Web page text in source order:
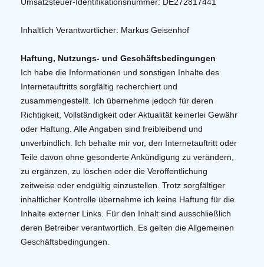
Umsatzsteuer-Identifikationsnummer: DE272817441
Inhaltlich Verantwortlicher: Markus Geisenhof
Haftung, Nutzungs- und Geschäftsbedingungen
Ich habe die Informationen und sonstigen Inhalte des
Internetauftritts sorgfältig recherchiert und
zusammengestellt. Ich übernehme jedoch für deren
Richtigkeit, Vollständigkeit oder Aktualität keinerlei Gewähr
oder Haftung. Alle Angaben sind freibleibend und
unverbindlich. Ich behalte mir vor, den Internetauftritt oder
Teile davon ohne gesonderte Ankündigung zu verändern,
zu ergänzen, zu löschen oder die Veröffentlichung
zeitweise oder endgültig einzustellen. Trotz sorgfältiger
inhaltlicher Kontrolle übernehme ich keine Haftung für die
Inhalte externer Links. Für den Inhalt sind ausschließlich
deren Betreiber verantwortlich. Es gelten die Allgemeinen
Geschäftsbedingungen.